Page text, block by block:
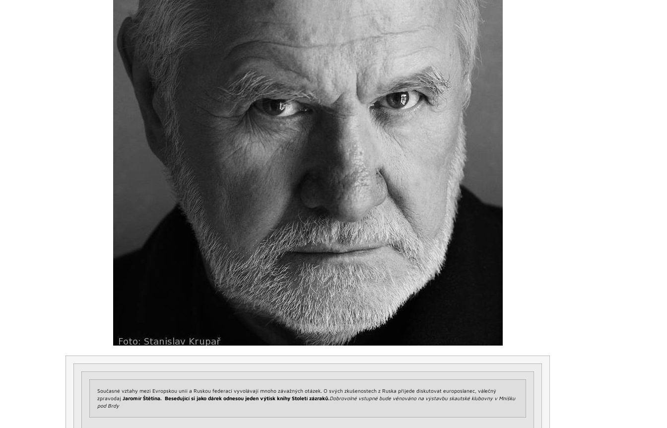
Současné vztahy mezi Evropskou unií a Ruskou federací vyvolávají mnoho závažných otázek. O svých zkušenostech z Ruska přijede diskutovat europoslanec, válečný
zpravodaj Jaromír Štětina. Besedující si jako dárek odnesou jeden výtisk knihy Století zázraků.Dobrovolné vstupné bude věnováno na výstavbu skautské klubovny v Mníšku
pod Brdy